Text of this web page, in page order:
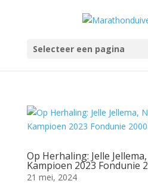
Selecteer een pagina
Op Herhaling: Jelle
Kampioen 2023 Fondunie
21 mei, 2024